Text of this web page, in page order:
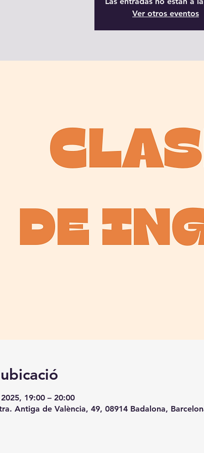
Ver otros eventos
19:00 – 20:00
Antiga de València, 49, 08914 Badalona,